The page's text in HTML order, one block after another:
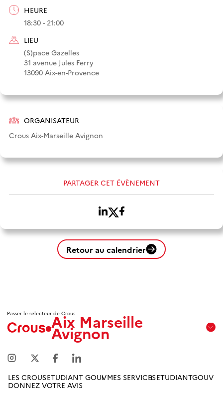
HEURE
18:30 - 21:00
LIEU
(S)pace Gazelles
31 avenue Jules Ferry
13090 Aix-en-Provence
ORGANISATEUR
Crous Aix-Marseille Avignon
PARTAGER CET ÉVÈNEMENT
Retour au calendrier
Passer le selecteur de CrousAix Marseille
Avignon
Marseille
Avignon
Amiens
LES CROUSETUDIANT GOUVMES SERVICESETUDIANTGOUV
DONNEZ VOTRE AVIS